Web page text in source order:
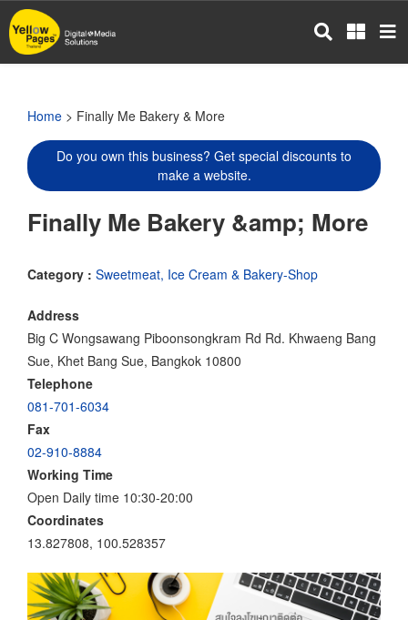
Skip
to
main
Home > Finally Me Bakery & More
Do you own this business? Get special discounts to
make a website.
Finally Me Bakery &amp; More
Category : Sweetmeat, Ice Cream & Bakery-Shop
Address
Big C Wongsawang Piboonsongkram Rd Rd. Khwaeng Bang
Sue, Khet Bang Sue, Bangkok 10800
Telephone
081-701-6034
Fax
02-910-8884
Working Time
Open Daily time 10:30-20:00
Coordinates
13.827808, 100.528357